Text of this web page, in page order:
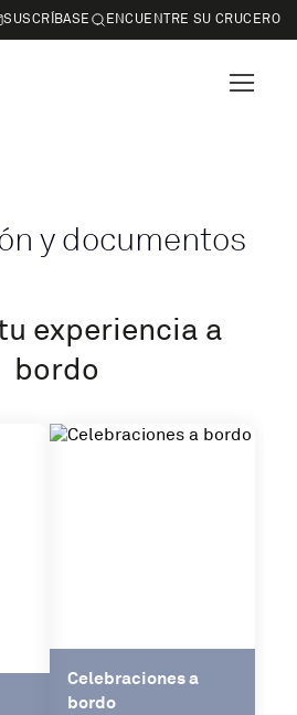
SUSCRÍBASE ENCUENTRE SU CRUCERO
y documentos
experiencia a
bordo
Celebraciones a
bordo